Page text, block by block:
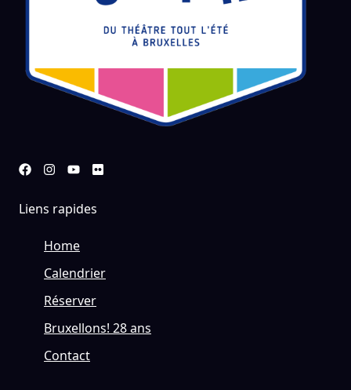
Liens rapides
Home
Calendrier
Réserver
Bruxellons! 28 ans
Contact